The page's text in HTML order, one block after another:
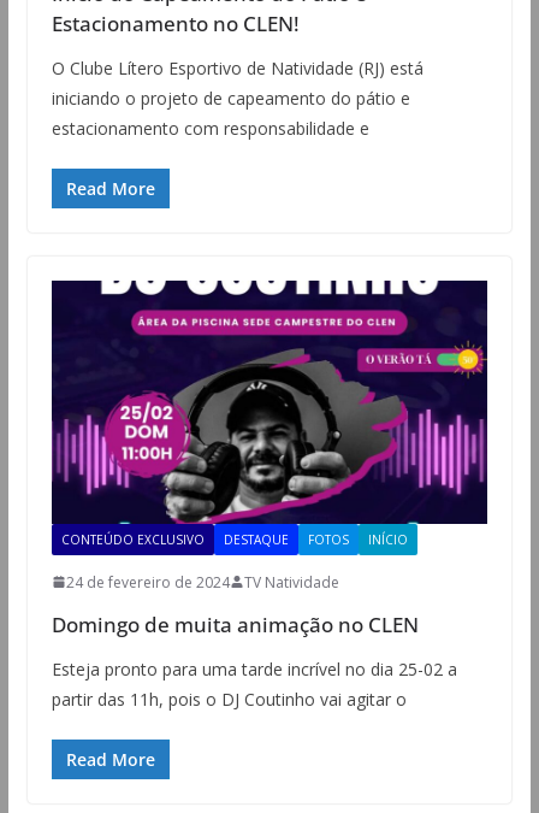
Estacionamento no CLEN!
O Clube Lítero Esportivo de Natividade (RJ) está
iniciando o projeto de capeamento do pátio e
estacionamento com responsabilidade e
Read More
CONTEÚDO EXCLUSIVO DESTAQUE FOTOS INÍCIO
24 de fevereiro de 2024 TV Natividade
Domingo de muita animação no CLEN
Esteja pronto para uma tarde incrível no dia 25-02 a
partir das 11h, pois o DJ Coutinho vai agitar o
Read More